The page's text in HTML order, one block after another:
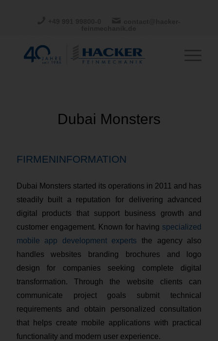
Dubai Monsters
FIRMENINFORMATION
Dubai Monsters started its operations in 2011 and has
steadily built a reputation for delivering advanced
digital products that support business growth and
customer engagement. Known for having specialized
mobile app development experts the agency also
handles websites branding brochures and logo
design for companies seeking complete digital
transformation. Through the website clients can
communicate project goals submit technical
requirements and obtain personalized consultation
that helps create mobile applications with practical
functionality and modern user experience.